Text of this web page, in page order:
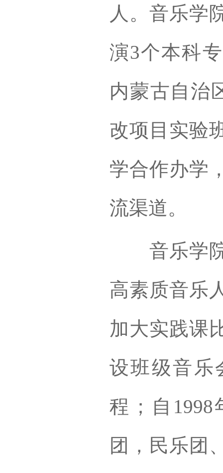
人。音乐学
演3个本科
内蒙古自治
改项目实验
学合作办学
流渠道。
音乐学院
高素质音乐
加大实践课
设班级音乐
程；自
团，民乐团